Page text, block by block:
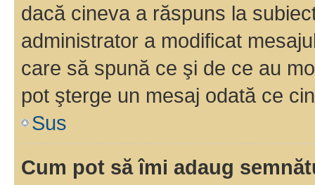
dacă cineva a răspuns la
administrator a modificat
care să spună ce şi de ce au
pot şterge un mesaj odată ce
Sus
Cum pot să îmi adaug